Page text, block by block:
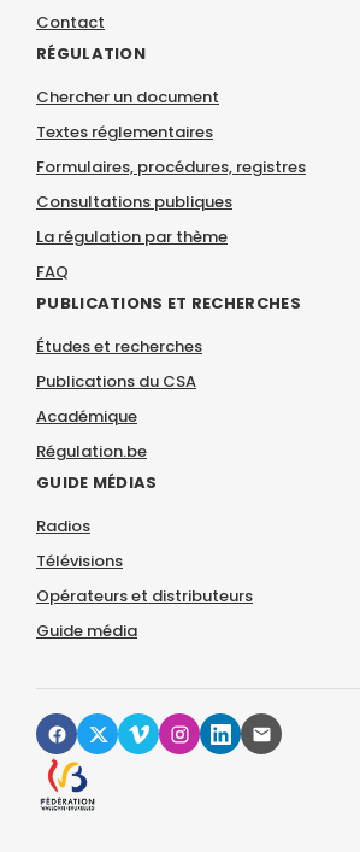
Contact
RÉGULATION
Chercher un document
Textes réglementaires
Formulaires, procédures, registres
Consultations publiques
La régulation par thème
FAQ
PUBLICATIONS ET RECHERCHES
Études et recherches
Publications du CSA
Académique
Régulation.be
GUIDE MÉDIAS
Radios
Télévisions
Opérateurs et distributeurs
Guide média